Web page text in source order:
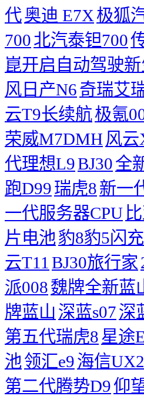
代奥迪 E7X极狐
700北汽泰钽700
崑开启自动驾驶
风日产N6奇瑞艾
云T9长续航极氪
荣威M7DMH 风云
代理想L9BJ30全
跑D99瑞虎8新一
一代服务器CPU
片电池豹8豹5闪
云T11 BJ30旅行家
派008魏牌全新蓝
牌蓝山 深蓝s07深
第五代瑞虎8星途
池领汇e9海信
第二代腾势D9仰